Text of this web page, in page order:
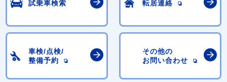
試乗車検索 転居連絡
車検/点検/
整備予約
その他の
お問い合わせ